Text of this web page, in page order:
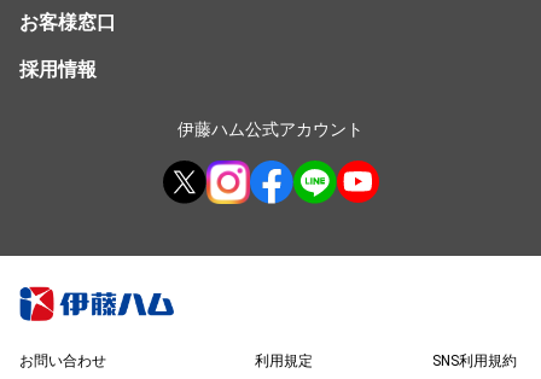
お客様窓口
採用情報
伊藤ハム公式アカウント
お問い合わせ 利用規定 SNS利用規約